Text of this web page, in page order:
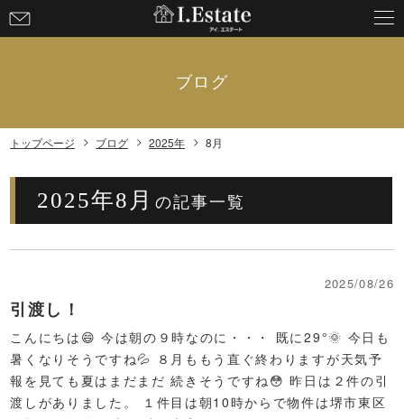
問
せ
ブログ
トップページ ブログ 2025年 8月
2025年8月 の記事一覧
2025/08/26
引渡し！
こんにちは😄 今は朝の９時なのに・・・ 既に29°🌞 今日も
暑くなりそうですね💦 ８月ももう直ぐ終わりますが天気予
報を見ても夏はまだまだ 続きそうですね😳 昨日は２件の引
渡しがありました。 １件目は朝10時からで物件は堺市東区